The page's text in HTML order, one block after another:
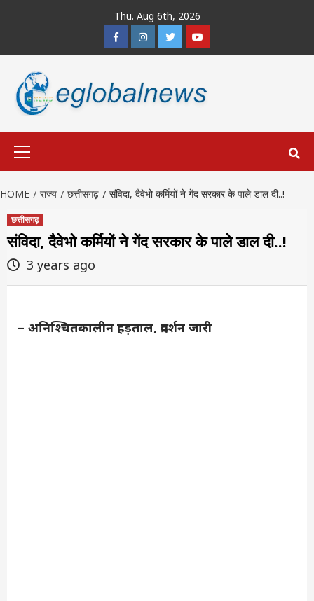
Thu. Aug 6th, 2026
FacebookInstagramTwitterYoutube
HOME राज्य छत्तीसगढ़ संविदा, दैवेभो कर्मियों ने गेंद सरकार के पाले डाल दी..!
छत्तीसगढ़
संविदा, दैवेभो कर्मियों ने गेंद सरकार के पाले डाल दी..!
3 years ago
– अनिश्चितकालीन हड़ताल, प्रदर्शन जारी